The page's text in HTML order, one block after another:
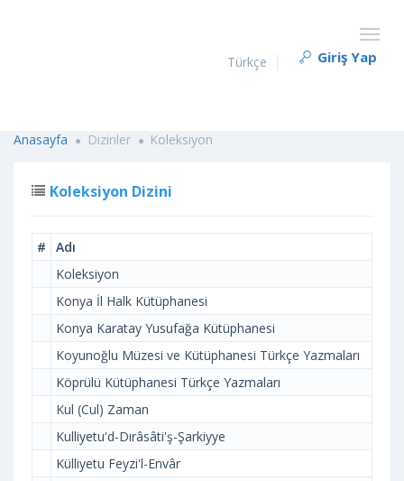
Türkçe Giriş Yap
Anasayfa Dizinler Koleksiyon
Koleksiyon Dizini
#
Adı
Koleksiyon
Konya İl Halk Kütüphanesi
Konya Karatay Yusufağa Kütüphanesi
Koyunoğlu Müzesi ve Kütüphanesi Türkçe Yazmaları
Köprülü Kütüphanesi Türkçe Yazmaları
Kul (Cul) Zaman
Kulliyetu'd-Dırâsâti'ş-Şarkiyye
Külliyetu Feyzi'l-Envâr